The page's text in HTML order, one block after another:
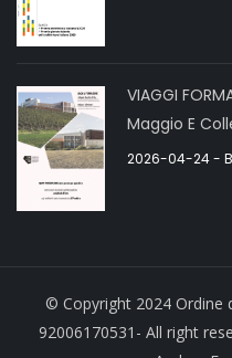
VIAGGI
Maggio E
2026-04-24-
© Copyright 2024 Ordine
92006170531- All right